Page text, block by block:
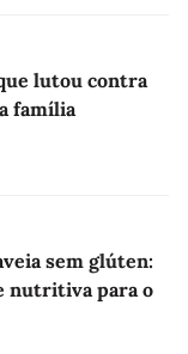
lutou contra
família
sem glúten:
nutritiva para o